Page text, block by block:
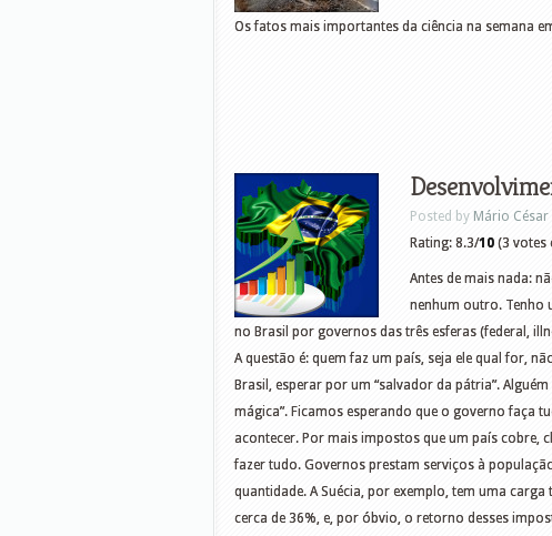
Os fatos mais importantes da ciência na semana
Posted by Mário César
Rating: 8.3/10 (3 votes
Antes de mais nada:
nenhum outro. Tenho
no Brasil por governos das três esferas (federal,
A questão é: quem faz um país, seja ele qual for,
Brasil, esperar por um “salvador da pátria”.
mágica”. Ficamos esperando que o governo faça
acontecer. Por mais impostos que um país cobre,
fazer tudo. Governos prestam serviços à
quantidade. A Suécia, por exemplo, tem uma
cerca de 36%, e, por óbvio, o retorno desses